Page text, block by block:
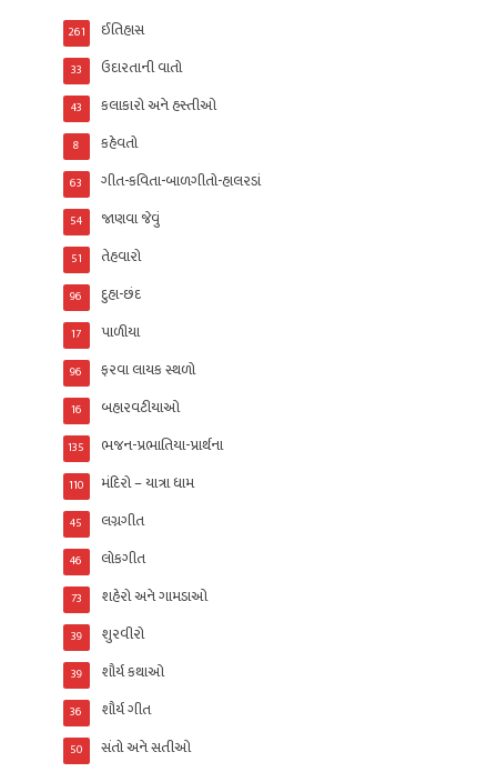
ઈતિહાસ
261
ઉદારતાની વાતો
33
કલાકારો અને હસ્તીઓ
43
કહેવતો
8
ગીત-કવિતા-બાળગીતો-હાલરડાં
63
જાણવા જેવું
54
તેહવારો
51
દુહા-છંદ
96
પાળીયા
17
ફરવા લાયક સ્થળો
96
બહારવટીયાઓ
16
ભજન-પ્રભાતિયા-પ્રાર્થના
135
મંદિરો – યાત્રા ધામ
110
લગ્નગીત
45
લોકગીત
46
શહેરો અને ગામડાઓ
73
શુરવીરો
39
શૌર્ય કથાઓ
39
શૌર્ય ગીત
36
સંતો અને સતીઓ
50